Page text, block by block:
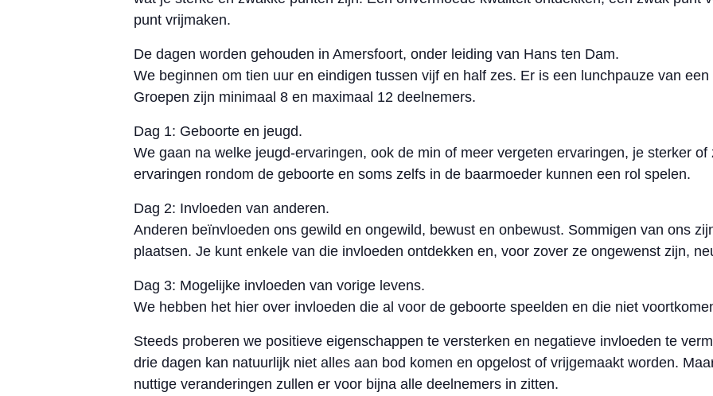
punt vrijmaken.
De dagen worden gehouden in Amersfoort, onder leiding van Hans ten Dam.
We beginnen om tien uur en eindigen tussen vijf en half zes. Er is een lunchpauze van een
Groepen zijn minimaal 8 en maximaal 12 deelnemers.
Dag 1: Geboorte en jeugd.
We gaan na welke jeugd-ervaringen, ook de min of meer vergeten ervaringen, je sterker
ervaringen rondom de geboorte en soms zelfs in de baarmoeder kunnen een rol spelen.
Dag 2: Invloeden van anderen.
Anderen beïnvloeden ons gewild en ongewild, bewust en onbewust. Sommigen van ons
plaatsen. Je kunt enkele van die invloeden ontdekken en, voor zover ze ongewenst zijn,
Dag 3: Mogelijke invloeden van vorige levens.
We hebben het hier over invloeden die al voor de geboorte speelden en die niet
Steeds proberen we positieve eigenschappen te versterken en negatieve invloeden te
drie dagen kan natuurlijk niet alles aan bod komen en opgelost of vrijgemaakt worden.
nuttige veranderingen zullen er voor bijna alle deelnemers in zitten.